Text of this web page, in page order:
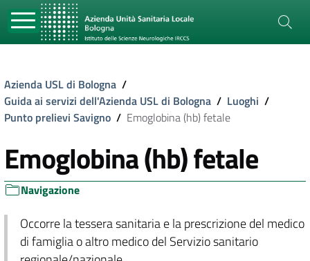
Azienda USL di Bologna /
Guida ai servizi dell'Azienda USL di Bologna / Luoghi /
Punto prelievi Savigno / Emoglobina (hb) fetale
Emoglobina (hb) fetale
Navigazione
Occorre la tessera sanitaria e la prescrizione del medico
di famiglia o altro medico del Servizio sanitario